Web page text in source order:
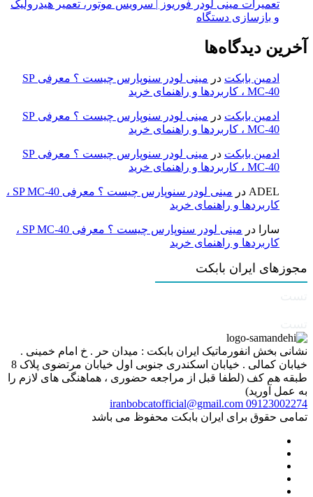
تعمیرات مینی لودر فوریوز | سرویس موتور، تعمیر هیدرولیک
و بازسازی دستگاه
آخرین دیدگاه‌ها
ادمین بابکت در
مینی لودر سنوپارس چیست ؟ معرفی SP
MC-40 ، کاربردها و راهنمای خرید
ادمین بابکت در
مینی لودر سنوپارس چیست ؟ معرفی SP
MC-40 ، کاربردها و راهنمای خرید
ادمین بابکت در
مینی لودر سنوپارس چیست ؟ معرفی SP
MC-40 ، کاربردها و راهنمای خرید
ADEL در
مینی لودر سنوپارس چیست ؟ معرفی SP MC-40 ،
کاربردها و راهنمای خرید
سارا در
مینی لودر سنوپارس چیست ؟ معرفی SP MC-40 ،
کاربردها و راهنمای خرید
مجوزهای ایران بابکت
نشانی بخش انفورماتیک ایران بابکت : میدان حر . خ امام خمینی .
خیابان کمالی . خیابان اسکندری جنوبی اول خیابان مرتضوی پلاک 8
طبقه هم کف (لطفا قبل از مراجعه حضوری ، هماهنگی های لازم را
به عمل آورید)
09123002274
iranbobcatofficial@gmail.com
تمامی حقوق برای ایران بابکت محفوظ می باشد